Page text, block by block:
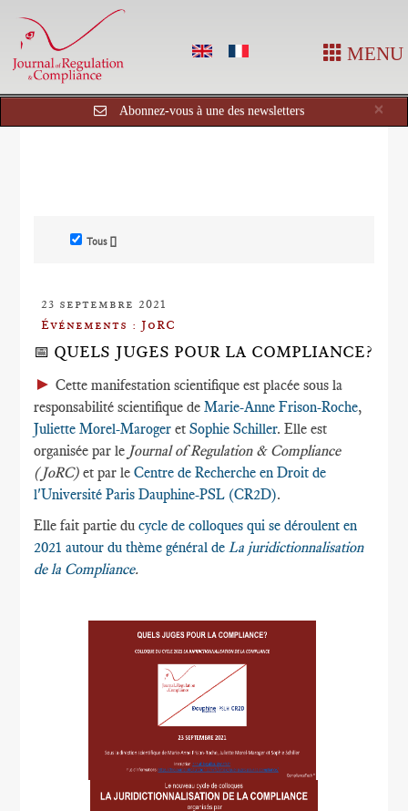
MENU
×
Abonnez-vous à une des newsletters
Tous []
23 septembre 2021
Événements : JoRC
📅 QUELS JUGES POUR LA COMPLIANCE?
► Cette manifestation scientifique est placée sous la
responsabilité scientifique deMarie-Anne Frison-Roche,
Juliette Morel-Maroger etSophie Schiller. Elle est
organisée par le Journal of Regulation & Compliance
(JoRC)et par leCentre de Recherche en Droit de
l'Université Paris Dauphine-PSL (CR2D).
Elle fait partie ducycle de colloques qui se déroulent en
2021 autour du thème général deLa juridictionnalisation
de la Compliance.